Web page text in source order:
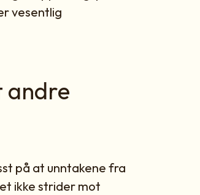
vesentlig
andre
på at unntakene fra
ikke strider mot